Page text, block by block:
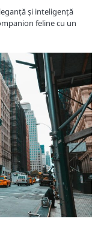
și inteligență
feline cu un